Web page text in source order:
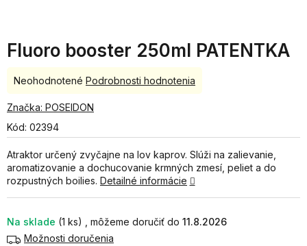
Fluoro booster 250ml PATENTKA
Kód: 02394
Na sklade (1 ks)
11.8.2026
Možnosti doručenia
Atraktor určený zvyčajne na lov kaprov. Slúži na zalievanie,
aromatizovanie a dochucovanie krmných zmesí, peliet a do
rozpustných boilies. Detailné informácie
Priemerné
produktu
0,0
5
hviezdičiek.
Neohodnotené Podrobnosti hodnotenia
Značka: POSEIDON